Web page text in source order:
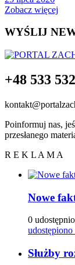
Zobacz więcej
WYŚLIJ
+48 533
Poinformuj nas,
przesłanego
R E K L A M A
Nowe
0
udostępiono
Służby